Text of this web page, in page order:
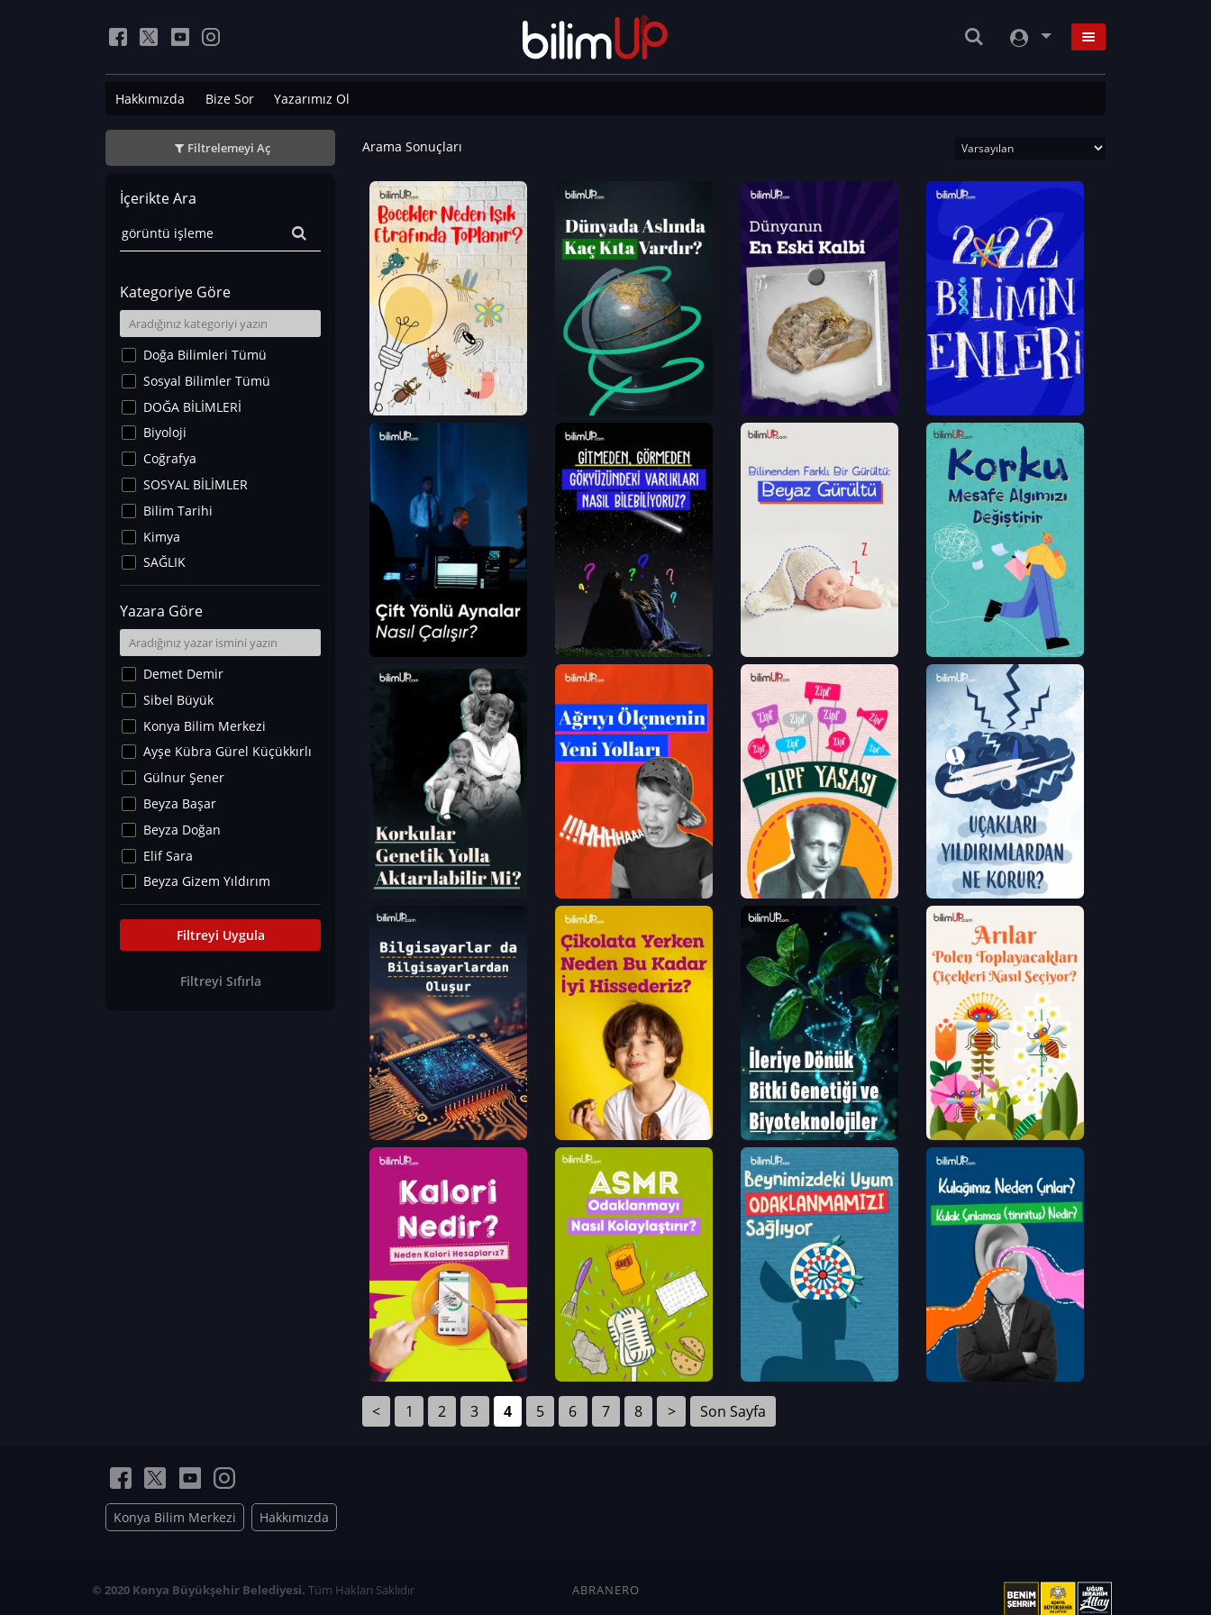
Hakkımızda Bize Sor Yazarımız Ol
Filtrelemeyi Aç
İçerikte Ara
Kategoriye Göre
Doğa Bilimleri Tümü
Sosyal Bilimler Tümü
DOĞA BİLİMLERİ
Biyoloji
Coğrafya
SOSYAL BİLİMLER
Bilim Tarihi
Kimya
SAĞLIK
Sanat Tarihi
Fizik
Yer Bilimleri
Astronomi ve Uzay
Noroloji
Matematik
Teknoloji
İklim Değişikliği
Arkeoloji
Kültür&Sanat
Yaşam Tavsiyeleri
Merakoloji
Eğitim Bilimleri
Yazara Göre
Demet Demir
Sibel Büyük
Konya Bilim Merkezi
Ayşe Kübra Gürel Küçükkırlı
Gülnur Şener
Beyza Başar
Beyza Doğan
Elif Sara
Beyza Gizem Yıldırım
İlknur İyigökler
Büşra Elif Kıvrak
Can TORUN
Filtreyi Uygula
Filtreyi Sıfırla
Arama Sonuçları
< 1 2 3 4 5 6 7 8 > Son Sayfa
Konya Bilim Merkezi Hakkımızda
© 2020 Konya Büyükşehir Belediyesi. Tüm Hakları Saklıdır ABRANERO